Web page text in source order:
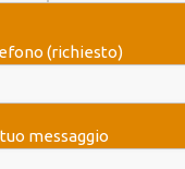
(richiesto)
messaggio